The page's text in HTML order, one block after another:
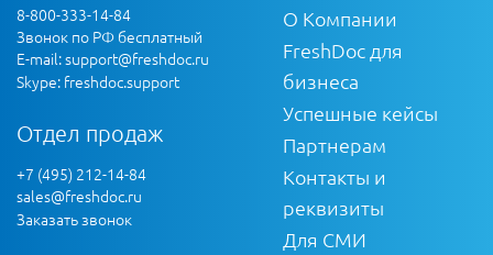
8-800-333-14-84
Звонок по РФ бесплатный
E-mail:support@freshdoc.ru
Skype: freshdoc.support
Отдел продаж
+7 (495) 212-14-84
sales@freshdoc.ru
Заказать звонок
О Компании
FreshDoc для
бизнеса
Успешные кейсы
Партнерам
Контакты и
реквизиты
Для СМИ